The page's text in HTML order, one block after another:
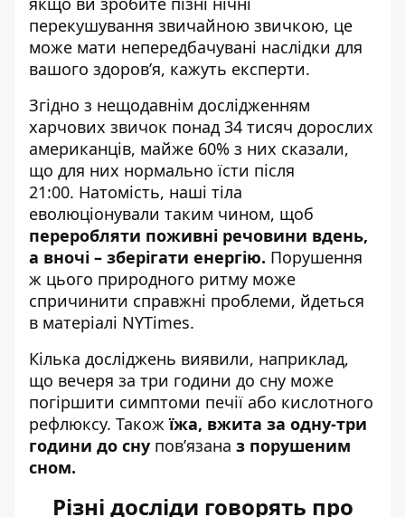
перекушування звичайною звичкою, це
може мати непередбачувані наслідки для
вашого здоров’я, кажуть експерти.
Згідно з нещодавнім дослідженням
харчових звичок понад 34 тисяч дорослих
американців, майже 60% з них сказали,
що для них нормально їсти після
21:00. Натомість, наші тіла
еволюціонували таким чином, щоб
переробляти поживні речовини вдень,
а вночі – зберігати енергію. Порушення
ж цього природного ритму може
спричинити справжні проблеми, йдеться
в матеріалі NYTimes.
Кілька досліджень виявили, наприклад,
що вечеря за три години до сну може
погіршити симптоми печії або кислотного
рефлюксу. Такожїжа, вжита за одну-три
години до сну пов’язана з порушеним
сном.
Різні досліди говорять про